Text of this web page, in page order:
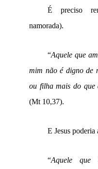
É preciso
namorada).
“Aquele que
mim não é digno de
ou filha mais do
(Mt 10,37).
E Jesus poderia
“Aquele